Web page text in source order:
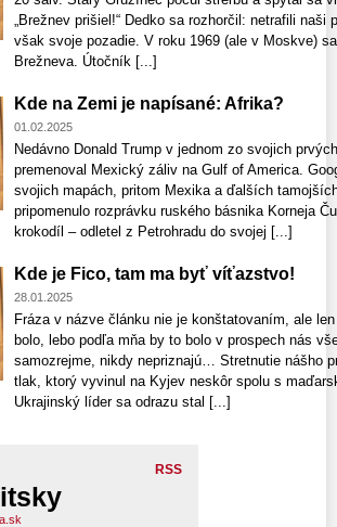
„Brežnev prišiel!“ Dedko sa rozhorčil: netrafili
však svoje pozadie. V roku 1969 (ale v Moskve)
Brežneva. Útočník [...]
Kde na Zemi je napísané: Afrika?
01.02.2025
Nedávno Donald Trump v jednom zo svojich
premenoval Mexický záliv na Gulf of America.
svojich mapách, pritom Mexika a ďalších
pripomenulo rozprávku ruského básnika Korneja
krokodíl – odletel z Petrohradu do svojej [...]
Kde je Fico, tam ma byť víťazstvo!
28.01.2025
Fráza v názve článku nie je konštatovaním, ale
bolo, lebo podľa mňa by to bolo v prospech nás
samozrejme, nikdy nepriznajú… Stretnutie nášho
tlak, ktorý vyvinul na Kyjev neskôr spolu s
Ukrajinský líder sa odrazu stal [...]
RSS